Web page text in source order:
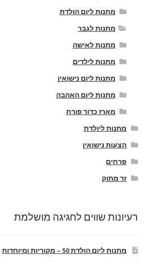
מתנות ליום הולדת
מתנות לגבר
מתנות לאישה
מתנות לילדים
מתנות ליום נישואין
מתנות ליום האהבה
מארז כדור פורח
מתנות ליולדת
הצעות נישואין
פרחים
זר מתוק
רעיונות שווים לחגיגה מושלמת
מתנות ליום הולדת 50 – מקוריות ומיוחדות